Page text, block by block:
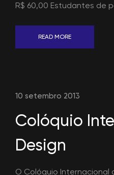
R$ 60,00 Estudantes de
READ MORE
10 setembro 2013
Colóquio
Design
O Colóquio